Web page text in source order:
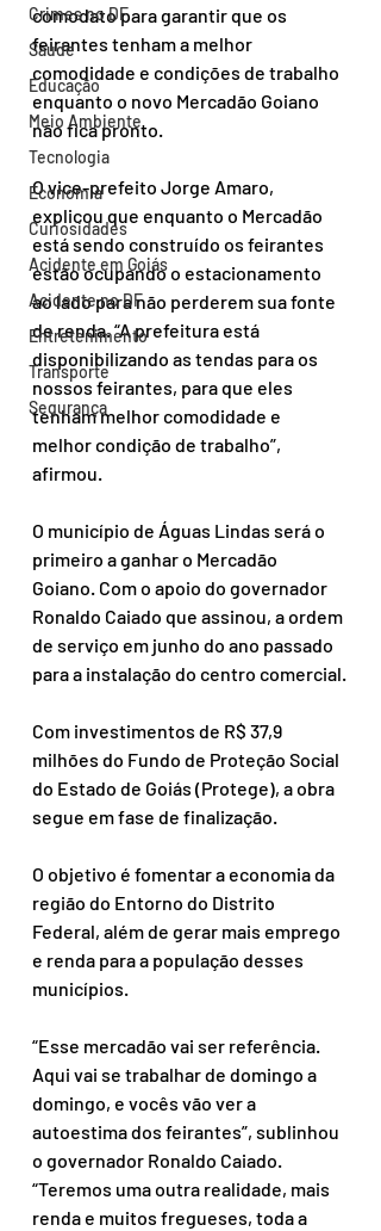
Crimes no DF
Saúde
Educação
Meio Ambiente
Tecnologia
Economia
Curiosidades
Acidente em Goiás
Acidente no DF
Entretenimento
Transporte
Segurança
comodato para garantir que os
feirantes tenham a melhor
comodidade e condições de trabalho
enquanto o novo Mercadão Goiano
não fica pronto.
O vice-prefeito Jorge Amaro,
explicou que enquanto o Mercadão
está sendo construído os feirantes
estão ocupando o estacionamento
ao lado para não perderem sua fonte
de renda. “A prefeitura está
disponibilizando as tendas para os
nossos feirantes, para que eles
tenham melhor comodidade e
melhor condição de trabalho”,
afirmou.
O município de Águas Lindas será o
primeiro a ganhar o Mercadão
Goiano. Com o apoio do governador
Ronaldo Caiado que assinou, a ordem
de serviço em junho do ano passado
para a instalação do centro comercial.
Com investimentos de R$ 37,9
milhões do Fundo de Proteção Social
do Estado de Goiás (Protege), a obra
segue em fase de finalização.
O objetivo é fomentar a economia da
região do Entorno do Distrito
Federal, além de gerar mais emprego
e renda para a população desses
municípios.
“Esse mercadão vai ser referência.
Aqui vai se trabalhar de domingo a
domingo, e vocês vão ver a
autoestima dos feirantes”, sublinhou
o governador Ronaldo Caiado.
“Teremos uma outra realidade, mais
renda e muitos fregueses, toda a